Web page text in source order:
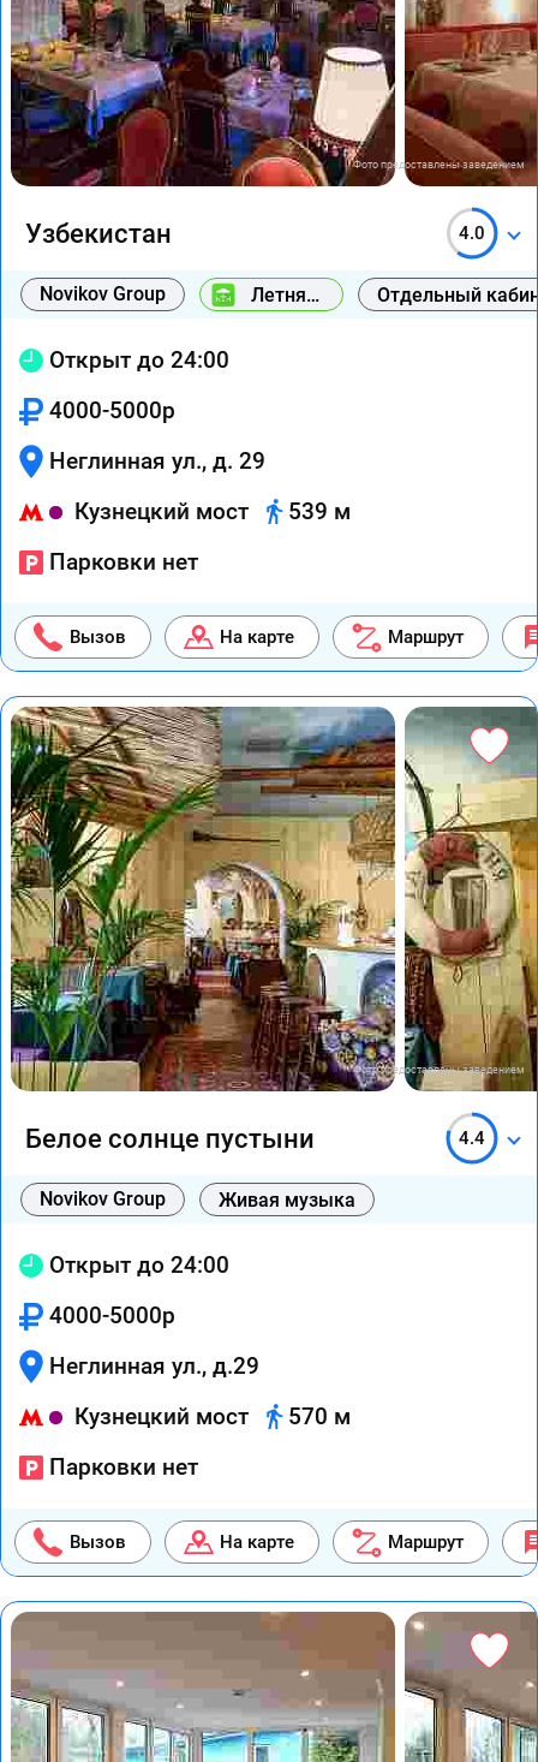
Фото предоставлены заведением
Узбекистан 4.0
Novikov Group
Летняя
веранда
Отдельный
Открыт до 24:00
4000-5000р
Неглинная ул., д. 29
Кузнецкий мост
539 м
Парковки нет
Вызов На карте Маршрут
Фото предоставлены заведением
Белое солнце пустыни 4.4
Novikov Group Живая музыка
Открыт до 24:00
4000-5000р
Неглинная ул., д.29
Кузнецкий мост
570 м
Парковки нет
Вызов На карте Маршрут